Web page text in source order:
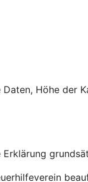
Höhe der